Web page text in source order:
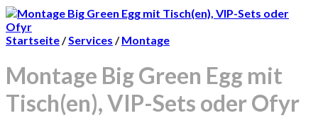
Startseite/Services / Montage
Montage Big Green Egg mit
Tisch(en), VIP-Sets oder Ofyr